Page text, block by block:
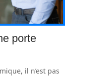
porte
il n’est pas